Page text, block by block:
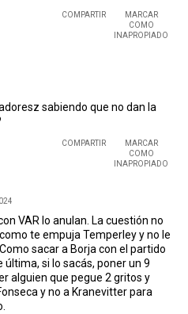
COMPARTIR
MARCAR
COMO
INAPROPIADO
sabiendo que no dan la
COMPARTIR
MARCAR
COMO
INAPROPIADO
VAR lo anulan. La cuestión no
te empuja Temperley y no le
sacar a Borja con el partido
si lo sacás, poner un 9
alguien que pegue 2 gritos y
y no a Kranevitter para